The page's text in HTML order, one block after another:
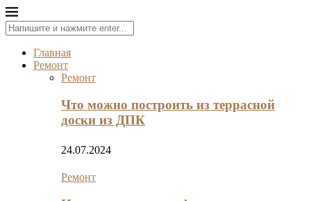
Главная
Ремонт
Ремонт
Что можно построить из террасной
доски из ДПК
24.07.2024
Ремонт